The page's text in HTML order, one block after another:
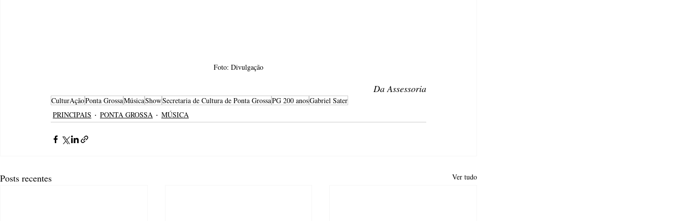
Foto: Divulgação
Da Assessoria
CulturAçãoPonta GrossaMúsicaShowSecretaria de Cultura de Ponta GrossaPG 200 anosGabriel Sater
PRINCIPAIS
PONTA GROSSA MÚSICA
Posts recentes Ver tudo